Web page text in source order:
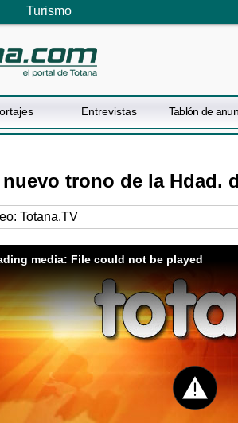
Turismo
Entrevistas Tablón de
trono de la Hdad.
Totana.TV
media: File could not be played